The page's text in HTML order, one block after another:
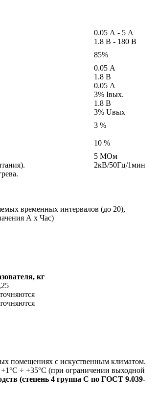
0.05 А - 5 А
1.8 В - 180 В
85%
0.05 А
1.8 В
0.05 А
3% Iвых.
1.8 В
3% Uвых
3 %
10 %
5 МОм
2кВ/50Гц/1мин
временных интервалов (до 20),
А х Час)
кг
помещениях с искуственным климатом.
÷ +35°С (при ограничении выходной
(степень 4 группа C по ГОСТ 9.039-